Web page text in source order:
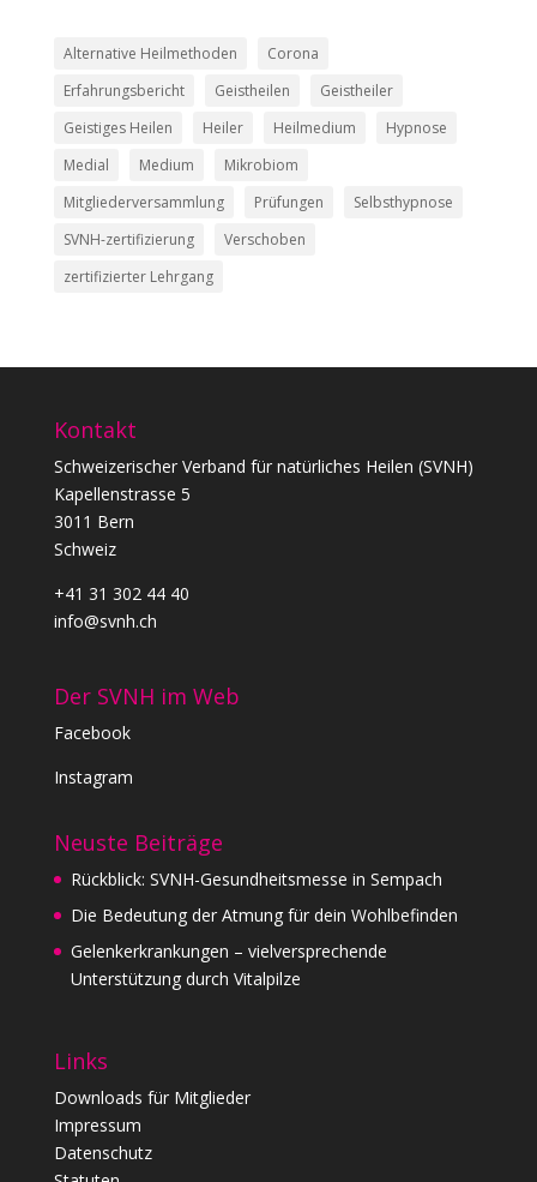
Alternative Heilmethoden
Corona
Erfahrungsbericht
Geistheilen
Geistheiler
Geistiges Heilen
Heiler Heilmedium
Hypnose
Medial
Medium
Mikrobiom
Mitgliederversammlung
Prüfungen
Selbsthypnose
SVNH-zertifizierung
Verschoben
zertifizierter Lehrgang
Kontakt
Schweizerischer Verband für natürliches Heilen (SVNH)
Kapellenstrasse 5
3011 Bern
Schweiz
+41 31 302 44 40
info@svnh.ch
Der SVNH im Web
Facebook
Instagram
Neuste Beiträge
Rückblick: SVNH-Gesundheitsmesse in Sempach
Die Bedeutung der Atmung für dein Wohlbefinden
Gelenkerkrankungen – vielversprechende
Unterstützung durch Vitalpilze
Links
Downloads für Mitglieder
Impressum
Datenschutz